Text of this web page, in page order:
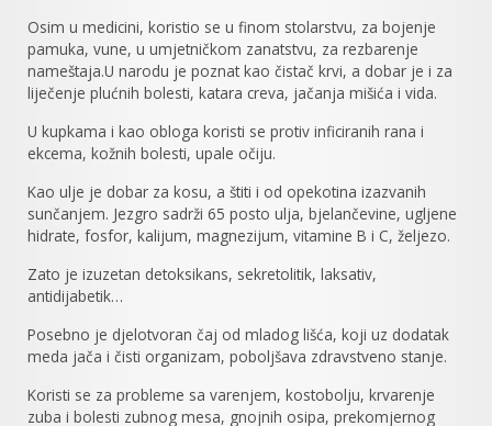
Osim u medicini, koristio se u finom stolarstvu, za bojenje
pamuka, vune, u umjetničkom zanatstvu, za rezbarenje
nameštaja.U narodu je poznat kao čistač krvi, a dobar je i za
liječenje plućnih bolesti, katara creva, jačanja mišića i vida.
U kupkama i kao obloga koristi se protiv inficiranih rana i
ekcema, kožnih bolesti, upale očiju.
Kao ulje je dobar za kosu, a štiti i od opekotina izazvanih
sunčanjem. Jezgro sadrži 65 posto ulja, bjelančevine, ugljene
hidrate, fosfor, kalijum, magnezijum, vitamine B i C, željezo.
Zato je izuzetan detoksikans, sekretolitik, laksativ,
antidijabetik…
Posebno je djelotvoran čaj od mladog lišća, koji uz dodatak
meda jača i čisti organizam, poboljšava zdravstveno stanje.
Koristi se za probleme sa varenjem, kostobolju, krvarenje
zuba i bolesti zubnog mesa, gnojnih osipa, prekomjernog